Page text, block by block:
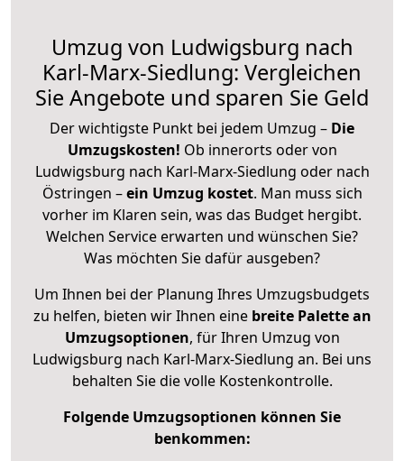
Umzug von Ludwigsburg nach
Karl-Marx-Siedlung: Vergleichen
Sie Angebote und sparen Sie Geld
Der wichtigste Punkt bei jedem Umzug – Die
Umzugskosten! Ob innerorts oder von
Ludwigsburg nach Karl-Marx-Siedlung oder nach
Östringen –ein Umzug kostet. Man muss sich
vorher im Klaren sein, was das Budget hergibt.
Welchen Service erwarten und wünschen Sie?
Was möchten Sie dafür ausgeben?
Um Ihnen bei der Planung Ihres Umzugsbudgets
zu helfen, bieten wir Ihnen eine breite Palette an
Umzugsoptionen, für Ihren Umzug von
Ludwigsburg nach Karl-Marx-Siedlung an. Bei uns
behalten Sie die volle Kostenkontrolle.
Folgende Umzugsoptionen können Sie
benkommen: